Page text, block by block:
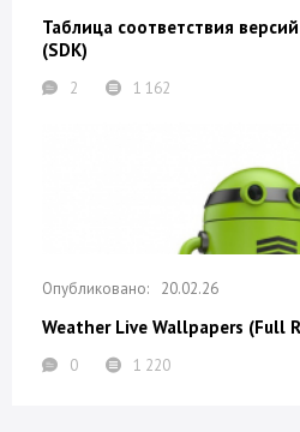
Таблица соответствия
(SDK)
2 1 162
20.02.26
Weather Live Wallpapers (Full
0 1 220